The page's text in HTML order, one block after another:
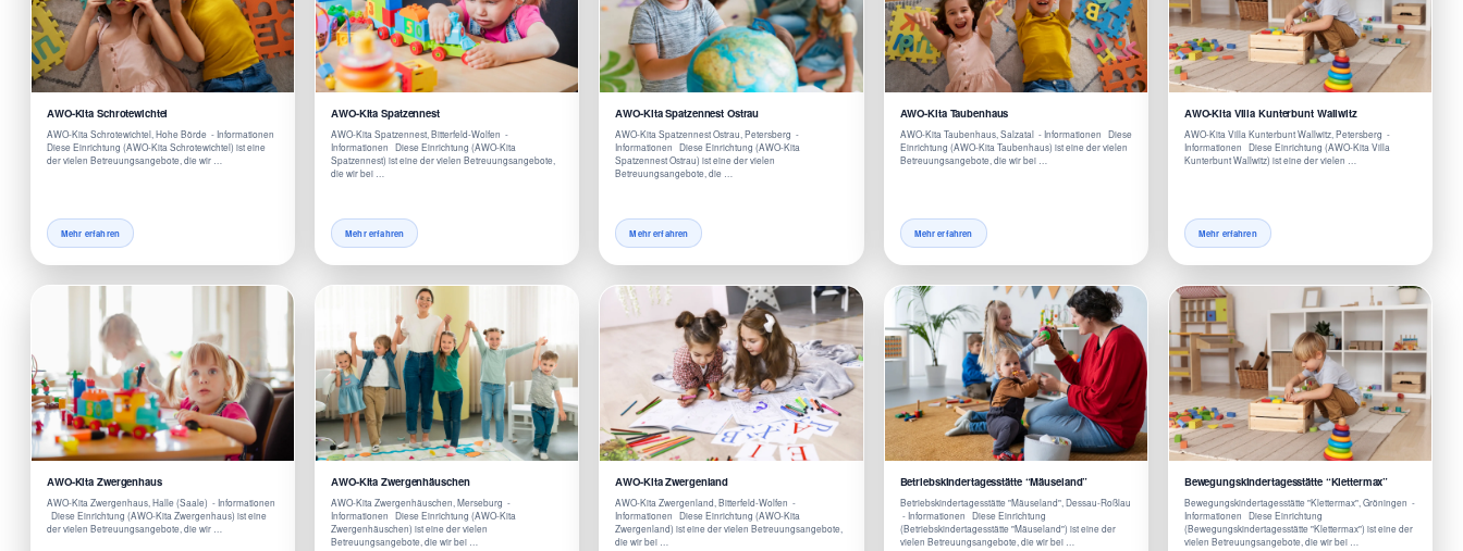
AWO-Kita Schrotewichtel
AWO-Kita Schrotewichtel, Hohe Börde - Informationen
Diese Einrichtung (AWO-Kita Schrotewichtel) ist eine
der vielen Betreuungsangebote, die wir …
Mehr erfahren
AWO-Kita Spatzennest
AWO-Kita Spatzennest, Bitterfeld-Wolfen -
Informationen Diese Einrichtung (AWO-Kita
Spatzennest) ist eine der vielen Betreuungsangebote,
die wir bei …
Mehr erfahren
AWO-Kita Spatzennest Ostrau
AWO-Kita Spatzennest Ostrau, Petersberg -
Informationen Diese Einrichtung (AWO-Kita
Spatzennest Ostrau) ist eine der vielen
Betreuungsangebote, die …
Mehr erfahren
AWO-Kita Taubenhaus
AWO-Kita Taubenhaus, Salzatal - Informationen Diese
Einrichtung (AWO-Kita Taubenhaus) ist eine der vielen
Betreuungsangebote, die wir bei …
Mehr erfahren
AWO-Kita Villa Kunterbunt Wallwitz
AWO-Kita Villa Kunterbunt Wallwitz, Petersberg -
Informationen Diese Einrichtung (AWO-Kita Villa
Kunterbunt Wallwitz) ist eine der vielen …
Mehr erfahren
AWO-Kita Zwergenhaus
AWO-Kita Zwergenhaus, Halle (Saale) - Informationen
Diese Einrichtung (AWO-Kita Zwergenhaus) ist eine
der vielen Betreuungsangebote, die wir …
AWO-Kita Zwergenhäuschen
AWO-Kita Zwergenhäuschen, Merseburg -
Informationen Diese Einrichtung (AWO-Kita
Zwergenhäuschen) ist eine der vielen
Betreuungsangebote, die wir bei …
AWO-Kita Zwergenland
AWO-Kita Zwergenland, Bitterfeld-Wolfen -
Informationen Diese Einrichtung (AWO-Kita
Zwergenland) ist eine der vielen Betreuungsangebote,
die wir bei …
Betriebskindertagesstätte “Mäuseland”
Betriebskindertagesstätte "Mäuseland", Dessau-Roßlau
- Informationen Diese Einrichtung
(Betriebskindertagesstätte "Mäuseland") ist eine der
vielen Betreuungsangebote, die wir bei …
Bewegungskindertagesstätte “Klettermax”
Bewegungskindertagesstätte "Klettermax", Gröningen -
Informationen Diese Einrichtung
(Bewegungskindertagesstätte "Klettermax") ist eine der
vielen Betreuungsangebote, die wir bei …